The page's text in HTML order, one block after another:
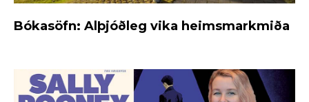
Bókasöfn: Alþjóðleg vika heimsmarkmiða